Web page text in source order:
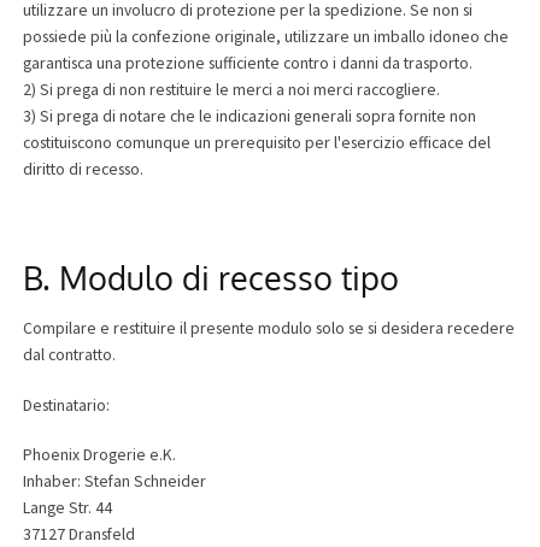
utilizzare un involucro di protezione per la spedizione. Se non si
possiede più la confezione originale, utilizzare un imballo idoneo che
garantisca una protezione sufficiente contro i danni da trasporto.
2) Si prega di non restituire le merci a noi merci raccogliere.
3) Si prega di notare che le indicazioni generali sopra fornite non
costituiscono comunque un prerequisito per l'esercizio efficace del
diritto di recesso.
B. Modulo di recesso tipo
Compilare e restituire il presente modulo solo se si desidera recedere
dal contratto.
Destinatario:
Phoenix Drogerie e.K.
Inhaber: Stefan Schneider
Lange Str. 44
37127 Dransfeld